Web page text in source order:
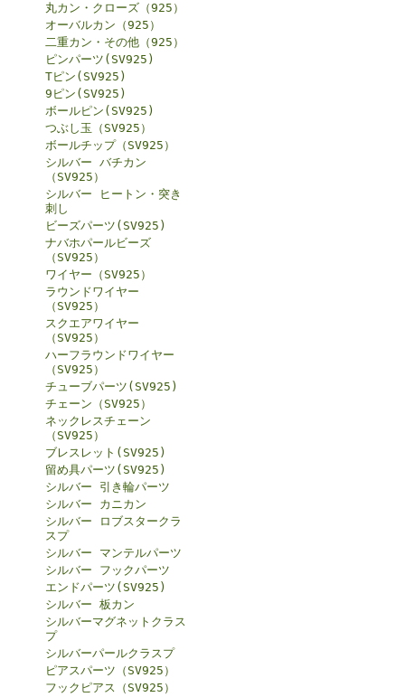
丸カン・クローズ（925）
オーバルカン（925）
二重カン・その他（925）
ピンパーツ(SV925)
Tピン(SV925)
9ピン(SV925)
ボールピン(SV925)
つぶし玉（SV925）
ボールチップ（SV925）
シルバー バチカン
（SV925）
シルバー ヒートン・突き
刺し
ビーズパーツ(SV925)
ナバホパールビーズ
（SV925）
ワイヤー（SV925）
ラウンドワイヤー
（SV925）
スクエアワイヤー
（SV925）
ハーフラウンドワイヤー
（SV925）
チューブパーツ(SV925)
チェーン（SV925）
ネックレスチェーン
（SV925）
ブレスレット(SV925)
留め具パーツ(SV925)
シルバー 引き輪パーツ
シルバー カニカン
シルバー ロブスタークラ
スプ
シルバー マンテルパーツ
シルバー フックパーツ
エンドパーツ(SV925)
シルバー 板カン
シルバーマグネットクラス
プ
シルバーパールクラスプ
ピアスパーツ（SV925）
フックピアス（SV925）